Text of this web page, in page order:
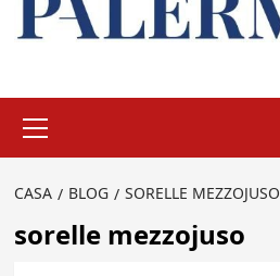
principale
CASA BLOG SORELLE MEZZOJUSO
sorelle mezzojuso